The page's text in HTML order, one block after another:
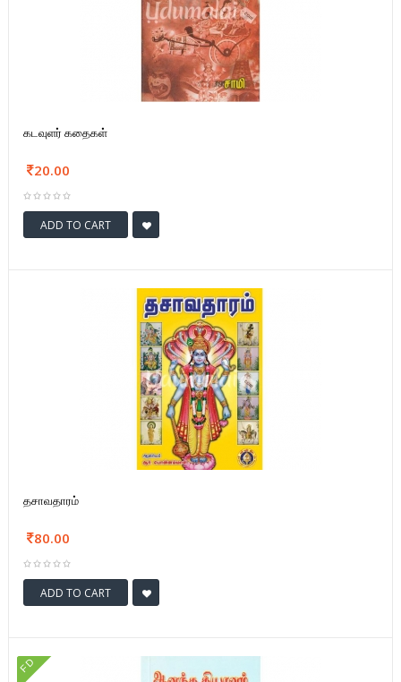
கடவுளர் கதைகள்
20.00
ADD TO CART
தசாவதாரம்
80.00
ADD TO CART
FD